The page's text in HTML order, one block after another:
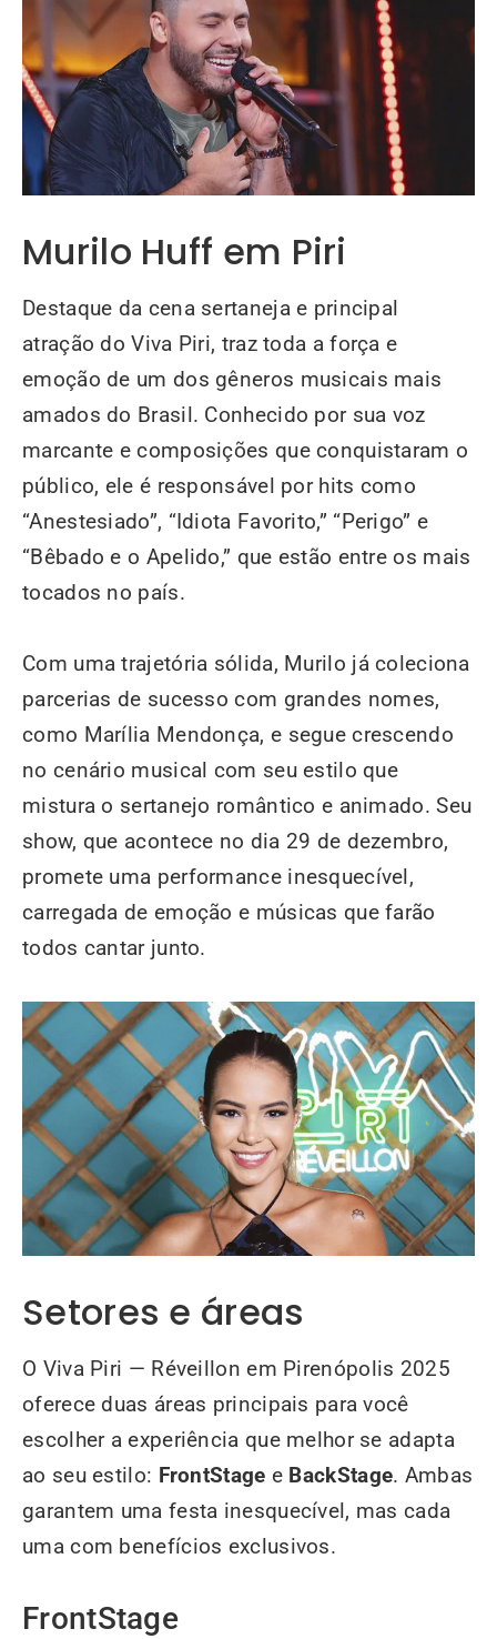
Murilo Huff em Piri
Destaque da cena sertaneja e principal
atração do Viva Piri, traz toda a força e
emoção de um dos gêneros musicais mais
amados do Brasil. Conhecido por sua voz
marcante e composições que conquistaram o
público, ele é responsável por hits como
“Anestesiado”, “Idiota Favorito,” “Perigo” e
“Bêbado e o Apelido,” que estão entre os mais
tocados no país.
Com uma trajetória sólida, Murilo já coleciona
parcerias de sucesso com grandes nomes,
como Marília Mendonça, e segue crescendo
no cenário musical com seu estilo que
mistura o sertanejo romântico e animado. Seu
show, que acontece no dia 29 de dezembro,
promete uma performance inesquecível,
carregada de emoção e músicas que farão
todos cantar junto.
Setores e áreas
O Viva Piri — Réveillon em Pirenópolis 2025
oferece duas áreas principais para você
escolher a experiência que melhor se adapta
ao seu estilo: FrontStage e BackStage. Ambas
garantem uma festa inesquecível, mas cada
uma com benefícios exclusivos.
FrontStage